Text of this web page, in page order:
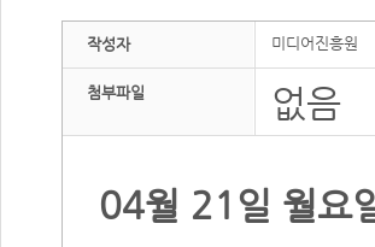
작성자 미디어진흥원
첨부파일 없음
04월 21일 월요